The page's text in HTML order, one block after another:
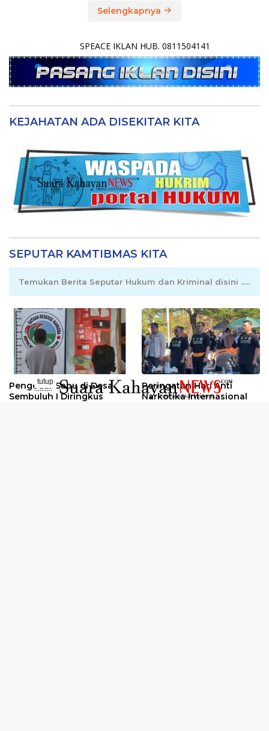
Selengkapnya
SPEACE IKLAN HUB. 0811504141
KEJAHATAN ADA DISEKITAR KITA
SEPUTAR KAMTIBMAS KITA
Temukan Berita Seputar Hukum dan Kriminal disini .....
Pengedar Sabu di Desa
Sembuluh I Diringkus
Peringatan Hari Anti
Narkotika Internasional
tutup
..........